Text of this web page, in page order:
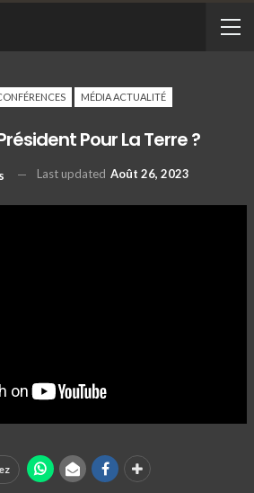
MÉDIA ACTUALITÉ
Pour La Terre ?
Last updated Août 26, 2023